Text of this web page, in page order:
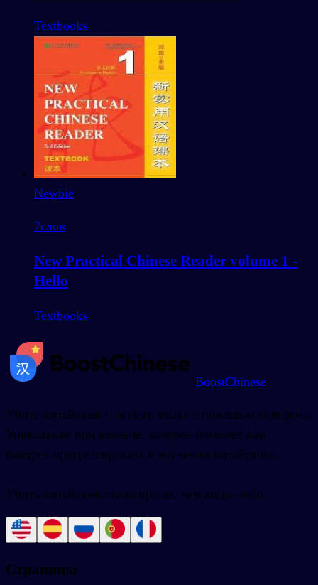
Textbooks
Newbie
7слов
New Practical Chinese Reader volume 1 -
Hello
Textbooks
BoostChinese
Учите китайский с любого языка с помощью телефона.
Уникальное приложение, которое поможет вам
быстрее прогрессировать в изучении китайского.
Учить китайский стало проще, чем когда-либо.
Страницы